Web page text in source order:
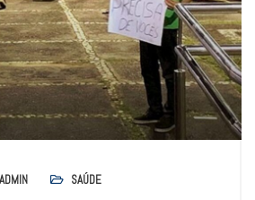
ADMIN SAÚDE